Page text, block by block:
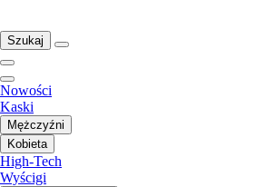
Szukaj
Nowości
Kaski
Mężczyźni
Kobieta
High-Tech
Wyścigi